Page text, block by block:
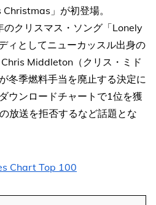
」が初登場。
クリスマス・ソング「Lonely
ィとしてニューカッスル出身の
Middleton（クリス・ミド
冬季燃料手当を廃止する決定に
ウンロードチャートで1位を獲
放送を拒否するなど話題とな
Chart Top 100